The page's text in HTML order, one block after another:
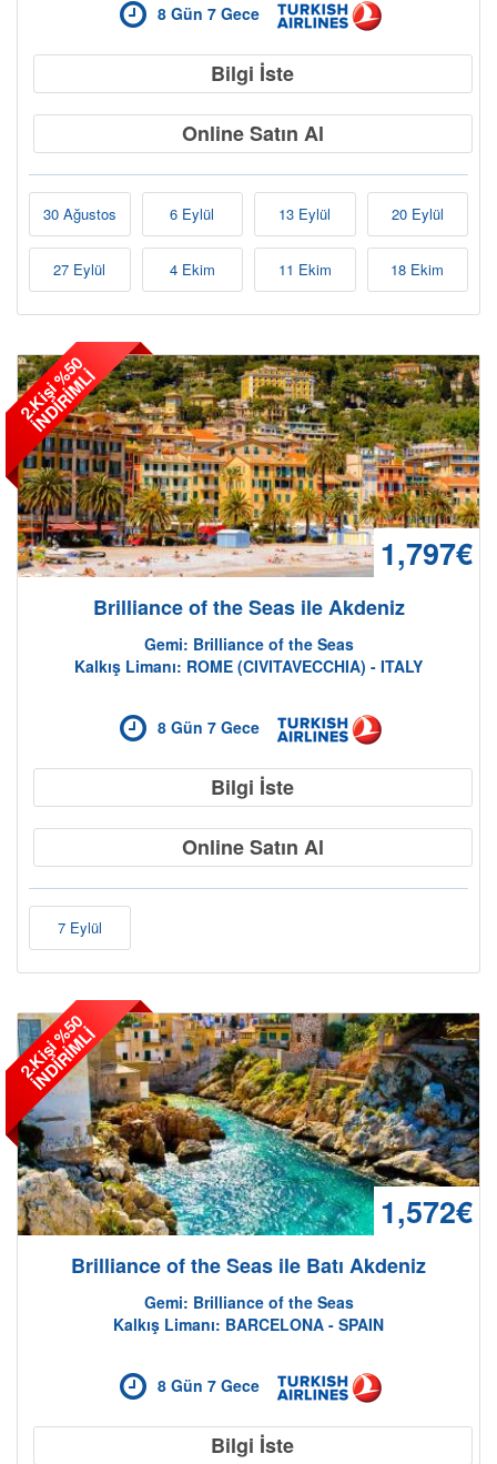
Bölgeler
8 Gün 7 Gece
Bilgi İste
Online Satın Al
30 Ağustos 6 Eylül 13 Eylül 20 Eylül
27 Eylül 4 Ekim 11 Ekim 18 Ekim
2
.
K
i
ş
i
%
5
0
İ
N
D
İ
R
İ
M
L
İ
1,797€
Brilliance of the Seas ile Akdeniz
Gemi: Brilliance of the Seas
Kalkış Limanı: ROME (CIVITAVECCHIA) - ITALY
8 Gün 7 Gece
Bilgi İste
Online Satın Al
7 Eylül
2
.
K
i
ş
i
%
5
0
İ
N
D
İ
R
İ
M
L
İ
1,572€
Brilliance of the Seas ile Batı Akdeniz
Gemi: Brilliance of the Seas
Kalkış Limanı: BARCELONA - SPAIN
8 Gün 7 Gece
Bilgi İste